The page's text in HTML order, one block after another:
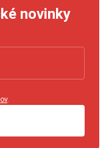
novinky
.